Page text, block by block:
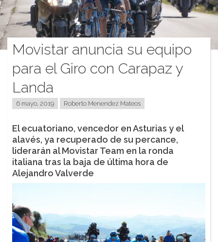
Movistar anuncia su equipo
para el Giro con Carapaz y
Landa
6 mayo, 2019 Roberto Menendez Mateos
El ecuatoriano, vencedor en Asturias y el
alavés, ya recuperado de su percance,
liderarán al Movistar Team en la ronda
italiana tras la baja de última hora de
Alejandro Valverde